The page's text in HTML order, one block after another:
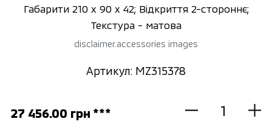
Габарити 210 x 90 x 42; Відкриття 2-стороннє;
Текстура - матова
disclaimer.accessories images
Артикул: MZ315378
27 456.00 грн ***